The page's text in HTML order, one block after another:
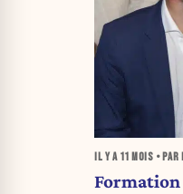
IL Y A 11 MOIS • PAR